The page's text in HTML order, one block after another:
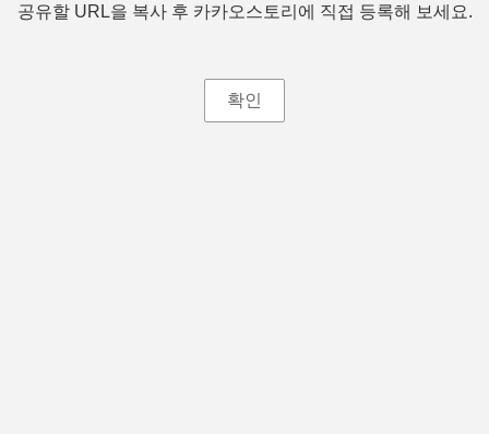
공유할 URL을 복사 후 카카오스토리에 직접 등록해 보세요.
확인